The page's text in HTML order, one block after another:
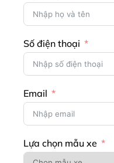
Số điện thoại
Email
Lựa chọn mẫu xe